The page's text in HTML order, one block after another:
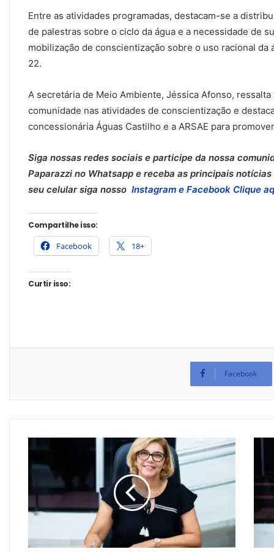
Entre as atividades programadas, destacam-se a
de palestras sobre o ciclo da água e a necessidade de
mobilização de conscientização sobre o uso racional da
22.
A secretária de Meio Ambiente, Jéssica Afonso,
comunidade nas atividades de conscientização e
concessionária Águas Castilho e a ARSAE para
Siga nossas redes sociais e participe da nossa
Paparazzi no Whatsapp e receba as principais
seu celular siga nosso Instagram e Facebook Clique
Compartilhe isso:
Facebook 18+
Curtir isso:
Facebook